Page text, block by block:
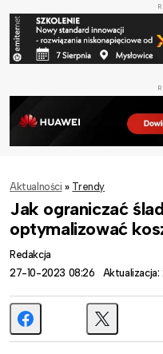
Aktualności » Trendy
Jak ograniczać
optymalizować
Redakcja
27-10-2023 08:26